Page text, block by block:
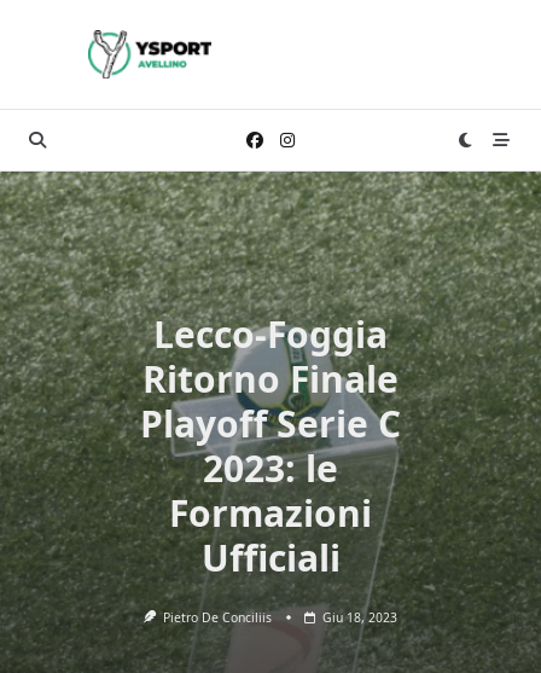
Lecco-Foggia
Ritorno Finale
Playoff Serie C
2023: le
Formazioni
Ufficiali
Pietro De Conciliis Giu 18, 2023